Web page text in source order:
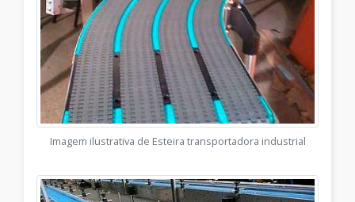
Imagem ilustrativa de Esteira transportadora industrial